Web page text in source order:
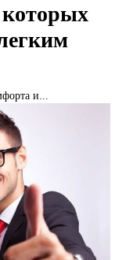
и...